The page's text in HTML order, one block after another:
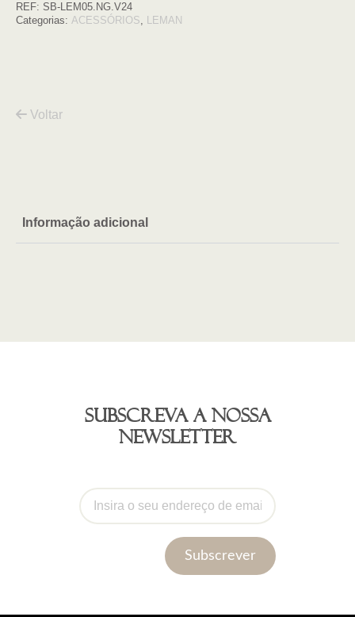
LEMAN
negro
REF: SB-LEM05.NG.V24
Categorias: ACESSÓRIOS, LEMAN
Voltar
Informação adicional
Subscreva a nossa
newsletter
Subscrever